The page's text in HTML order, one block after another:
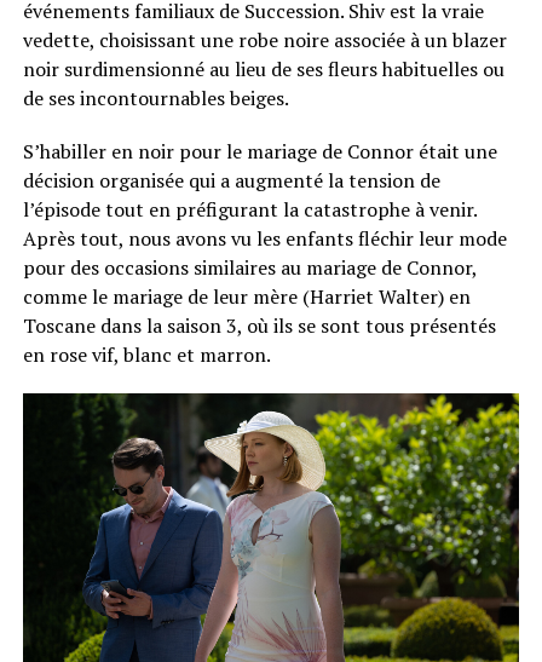
événements familiaux de Succession. Shiv est la vraie
vedette, choisissant une robe noire associée à un blazer
noir surdimensionné au lieu de ses fleurs habituelles ou
de ses incontournables beiges.
S’habiller en noir pour le mariage de Connor était une
décision organisée qui a augmenté la tension de
l’épisode tout en préfigurant la catastrophe à venir.
Après tout, nous avons vu les enfants fléchir leur mode
pour des occasions similaires au mariage de Connor,
comme le mariage de leur mère (Harriet Walter) en
Toscane dans la saison 3, où ils se sont tous présentés
en rose vif, blanc et marron.